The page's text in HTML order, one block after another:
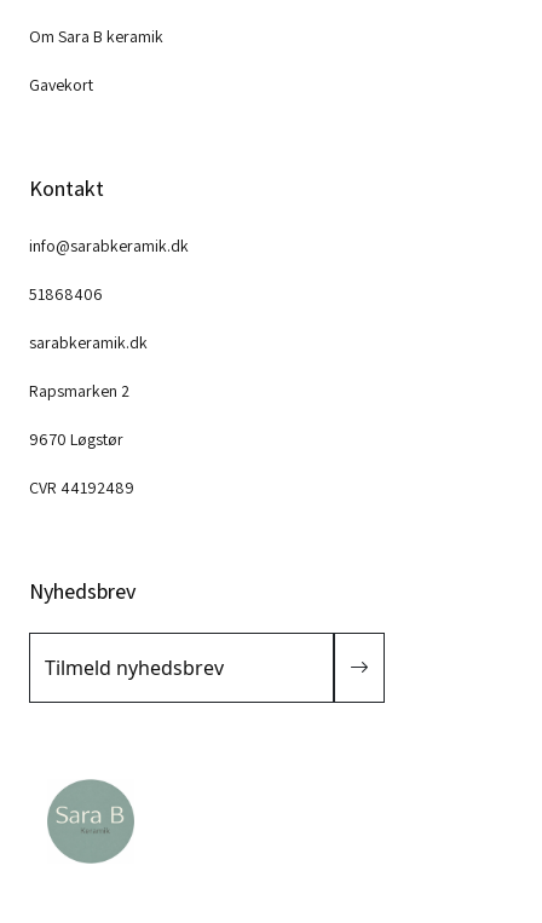
Om Sara B keramik
Gavekort
Kontakt
info@sarabkeramik.dk
51868406
sarabkeramik.dk
Rapsmarken 2
9670 Løgstør
CVR 44192489
Nyhedsbrev
Tilmeld nyhedsbrev